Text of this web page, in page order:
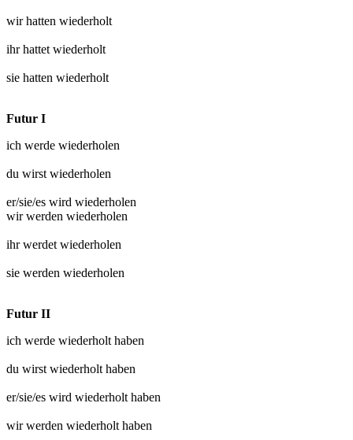
wir hatten wiederholt
ihr hattet wiederholt
sie hatten wiederholt
Futur I
ich werde wiederholen
du wirst wiederholen
er/sie/es wird wiederholen
wir werden wiederholen
ihr werdet wiederholen
sie werden wiederholen
Futur II
ich werde wiederholt haben
du wirst wiederholt haben
er/sie/es wird wiederholt haben
wir werden wiederholt haben